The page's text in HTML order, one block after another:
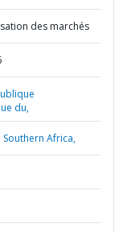
des marchés
du,
Southern Africa,